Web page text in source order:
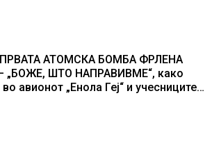
АТОМСКА БОМБА ФРЛЕНА
ШТО НАПРАВИВМЕ“, како
авионот „Енола Геј“ и учесниците